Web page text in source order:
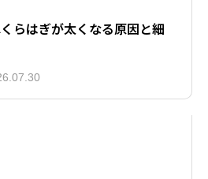
らはぎが太くなる原因と細